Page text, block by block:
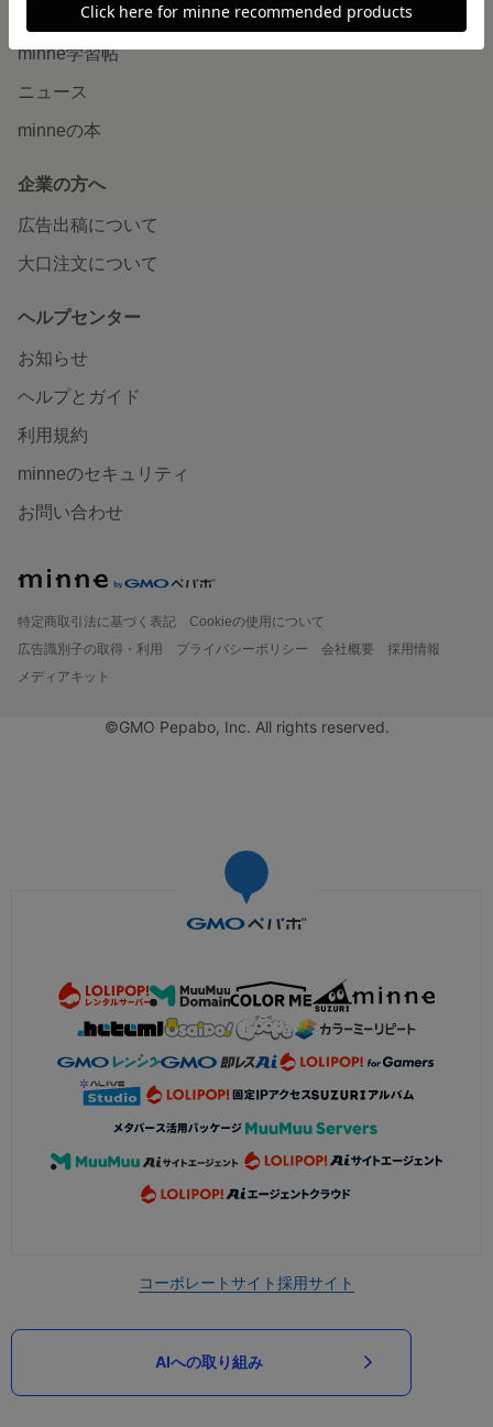
minneとものづくりと
minne学習帖
ニュース
minneの本
企業の方へ
広告出稿について
大口注文について
ヘルプセンター
お知らせ
ヘルプとガイド
利用規約
minneのセキュリティ
お問い合わせ
特定商取引法に基づく表記
Cookieの使用について
広告識別子の取得・利用
プライバシーポリシー 会社概要
採用情報
メディアキット
©GMO Pepabo, Inc. All rights reserved.
コーポレートサイト採用サイト
AIへの取り組み